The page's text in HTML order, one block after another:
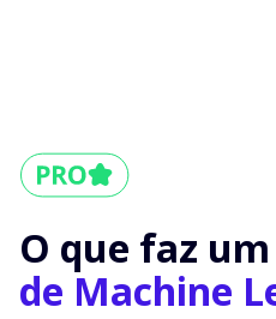
O que faz um
de Machine